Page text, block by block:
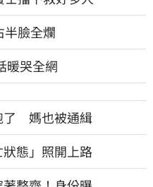
臉全爛
暖哭全網
了 媽也被通緝
態」照開上路